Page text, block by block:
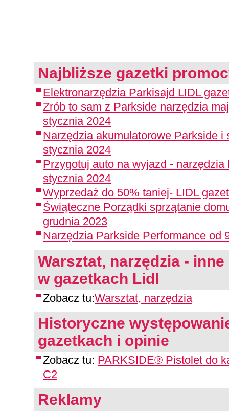
Najbliższe gazetki
Elektronarzędzia Parkisajd LIDL
Zrób to sam z Parkside narzędzia
stycznia 2024
Narzędzia akumulatorowe Parkside i
stycznia 2024
Przygotuj auto na wyjazd -
stycznia 2024
Wyprzedaż do 50% taniej- LIDL
Świąteczne Porządki sprzątanie
grudnia 2023
Narzędzia Parkside Performance od
Warsztat, narzędzia -
w gazetkach Lidl
Zobacz tu:Warsztat, narzędzia
Historyczne
gazetkach i opinie
Zobacz tu: PARKSIDE® Pistolet do
C2
Reklamy